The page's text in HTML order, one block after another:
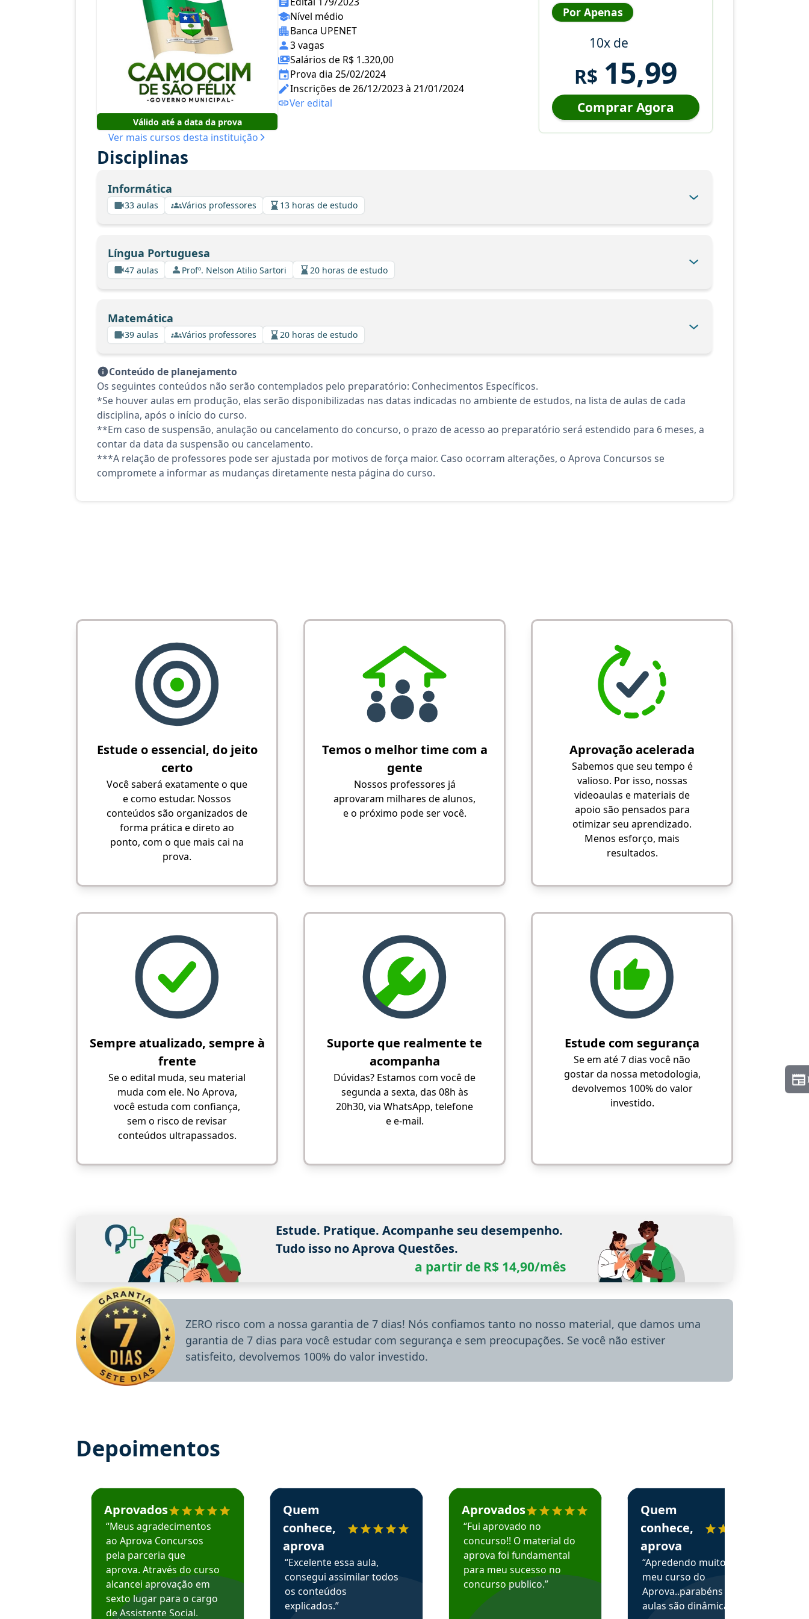
Válido até a data da prova
Ver mais cursos desta instituição
Nível médio
Banca UPENET
3 vagas
Salários de R$ 1.320,00
Prova dia 25/02/2024
Inscrições de 26/12/2023 à 21/01/2024
Ver edital
Por Apenas
10x de
R$ 15,99
Comprar Agora
Disciplinas
Informática
33 aulas Vários professores 13 horas de estudo
Língua Portuguesa
47 aulas Profº. Nelson Atilio Sartori 20 horas de estudo
Matemática
39 aulas Vários professores 20 horas de estudo
Conteúdo de planejamento
Os seguintes conteúdos não serão contemplados pelo preparatório: Conhecimentos Específicos.
*Se houver aulas em produção, elas serão disponibilizadas nas datas indicadas no ambiente de estudos, na lista de aulas de cada
disciplina, após o início do curso.
**Em caso de suspensão, anulação ou cancelamento do concurso, o prazo de acesso ao preparatório será estendido para 6 meses, a
contar da data da suspensão ou cancelamento.
***A relação de professores pode ser ajustada por motivos de força maior. Caso ocorram alterações, o Aprova Concursos se
compromete a informar as mudanças diretamente nesta página do curso.
Estude o essencial, do jeito
certo
Você saberá exatamente o que
e como estudar. Nossos
conteúdos são organizados de
forma prática e direto ao
ponto, com o que mais cai na
prova.
Temos o melhor time com a
gente
Nossos professores já
aprovaram milhares de alunos,
e o próximo pode ser você.
Aprovação acelerada
Sabemos que seu tempo é
valioso. Por isso, nossas
videoaulas e materiais de
apoio são pensados para
otimizar seu aprendizado.
Menos esforço, mais
resultados.
Sempre atualizado, sempre à
frente
Se o edital muda, seu material
muda com ele. No Aprova,
você estuda com confiança,
sem o risco de revisar
conteúdos ultrapassados.
Suporte que realmente te
acompanha
Dúvidas? Estamos com você de
segunda a sexta, das 08h às
20h30, via WhatsApp, telefone
e e-mail.
Estude com segurança
Se em até 7 dias você não
gostar da nossa metodologia,
devolvemos 100% do valor
investido.
Estude. Pratique. Acompanhe seu desempenho.
Tudo isso no Aprova Questões.
a partir de R$ 14,90/mês
ZERO risco com a nossa garantia de 7 dias! Nós confiamos tanto no nosso material, que damos uma
garantia de 7 dias para você estudar com segurança e sem preocupações. Se você não estiver
satisfeito, devolvemos 100% do valor investido.
Depoimentos
Estudante José recomenda o Aprova Concursos em depoimento
Aprovados
“Meus agradecimentos
ao Aprova Concursos
pela parceria que
aprova. Através do curso
alcancei aprovação em
sexto lugar para o cargo
de Assistente Social.
Estudante Sergio recomenda o Aprova Concursos em depoimento
Quem
conhece,
aprova
“Excelente essa aula,
consegui assimilar todos
os conteúdos
explicados.”
Estudante Mário recomenda o Aprova Concursos em depoimento
Aprovados
“Fui aprovado no
concurso!! O material do
aprova foi fundamental
para meu sucesso no
concurso publico.”
Estudante Alessandra recomenda o Aprova
Quem
conhece,
aprova
“Apredendo muito no
meu curso do
Aprova..parabéns pelas
aulas são dinâmicas e